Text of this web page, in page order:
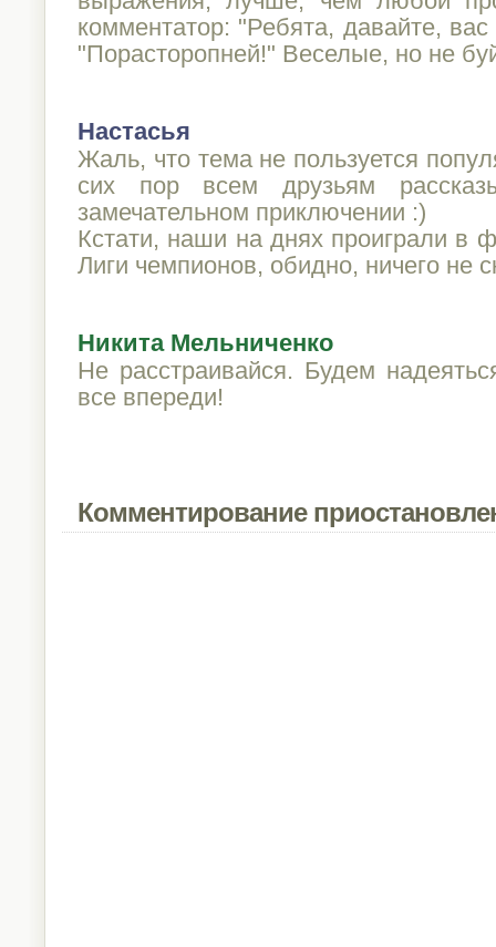
комментатор: "Ребята, давайте,
"Порасторопней!" Веселые, но не
Настасья
Жаль, что тема не пользуется
сих пор всем друзьям
замечательном приключении :)
Кстати, наши на днях проиграли в
Лиги чемпионов, обидно, ничего не
Никита Мельниченко
Не расстраивайся. Будем
все впереди!
Комментирование